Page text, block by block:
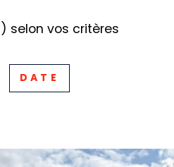
selon vos critères
DATE